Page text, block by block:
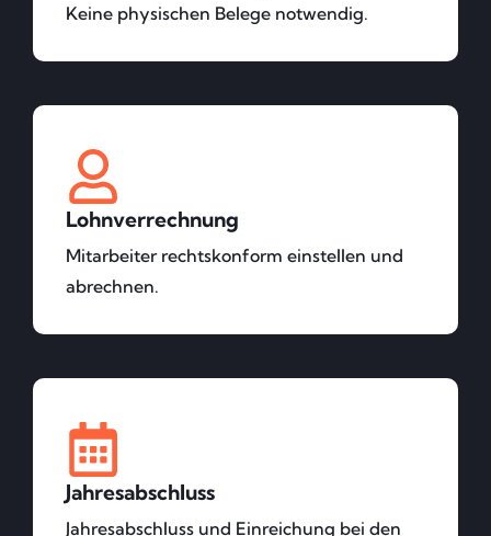
Keine physischen Belege notwendig.
Lohnverrechnung
Mitarbeiter rechtskonform einstellen und
abrechnen.
Jahresabschluss
Jahresabschluss und Einreichung bei den